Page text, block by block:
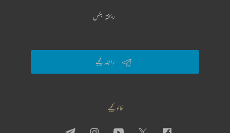
ریختہ بکس
رابطہ کیجیے
فالو کیجیے